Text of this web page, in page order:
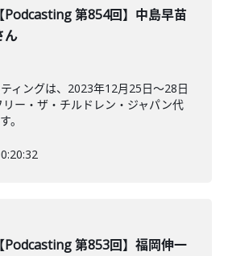
【Podcasting 第854回】中島早苗
ん
ィングは、2023年12月25日〜28日
ー・ザ・チルドレン・ジャパン代
。
【Podcasting 第853回】福岡伸一